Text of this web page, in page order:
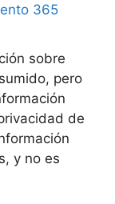
365
sobre
pero
de
y no es